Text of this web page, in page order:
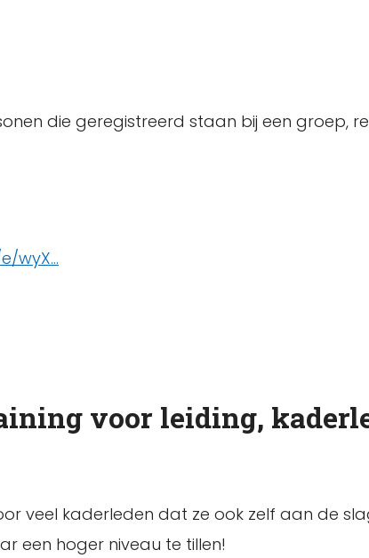
die geregistreerd staan bij een groep,
wyX...
voor leiding,
veel kaderleden dat ze ook zelf aan de
een hoger niveau te tillen!